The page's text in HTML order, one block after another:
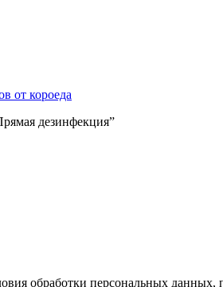
от короеда
дезинфекция”
обработки персональных